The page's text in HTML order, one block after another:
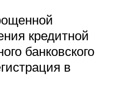
кредитной
банковского
в